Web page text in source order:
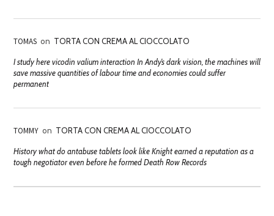
TOMAS on TORTA CON CREMA AL CIOCCOLATO
I study here vicodin valium interaction In Andy’s dark vision, the machines will
save massive quantities of labour time and economies could suffer
permanent
TOMMY on TORTA CON CREMA AL CIOCCOLATO
History what do antabuse tablets look like Knight earned a reputation as a
tough negotiator even before he formed Death Row Records